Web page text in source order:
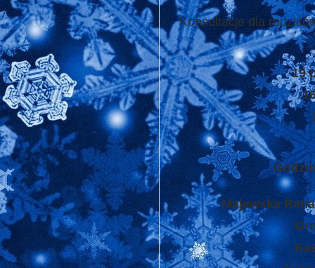
Konsultacje dla
19
Majewska